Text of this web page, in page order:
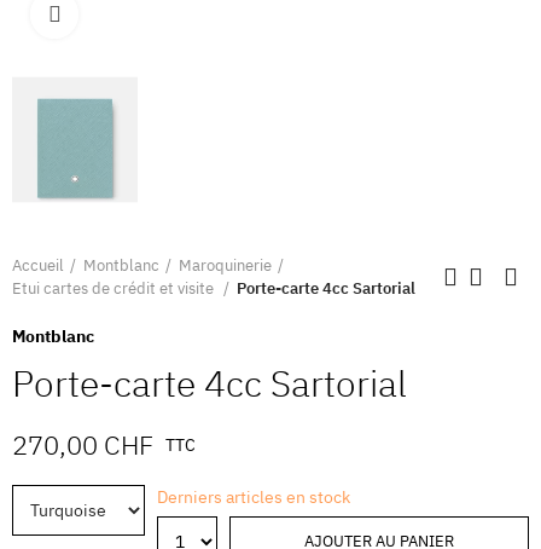
Accueil Montblanc
Maroquinerie
Etui cartes de crédit et visite
Porte-carte 4cc Sartorial
Montblanc
Porte-carte 4cc Sartorial
270,00 CHF TTC
Derniers articles en stock
AJOUTER AU PANIER